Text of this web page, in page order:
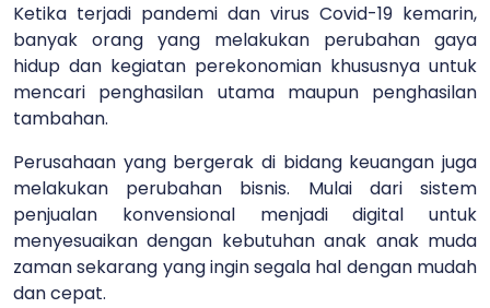
Ketika terjadi pandemi dan virus Covid-19 kemarin,
banyak orang yang melakukan perubahan gaya
hidup dan kegiatan perekonomian khususnya untuk
mencari penghasilan utama maupun penghasilan
tambahan.
Perusahaan yang bergerak di bidang keuangan juga
melakukan perubahan bisnis. Mulai dari sistem
penjualan konvensional menjadi digital untuk
menyesuaikan dengan kebutuhan anak anak muda
zaman sekarang yang ingin segala hal dengan mudah
dan cepat.